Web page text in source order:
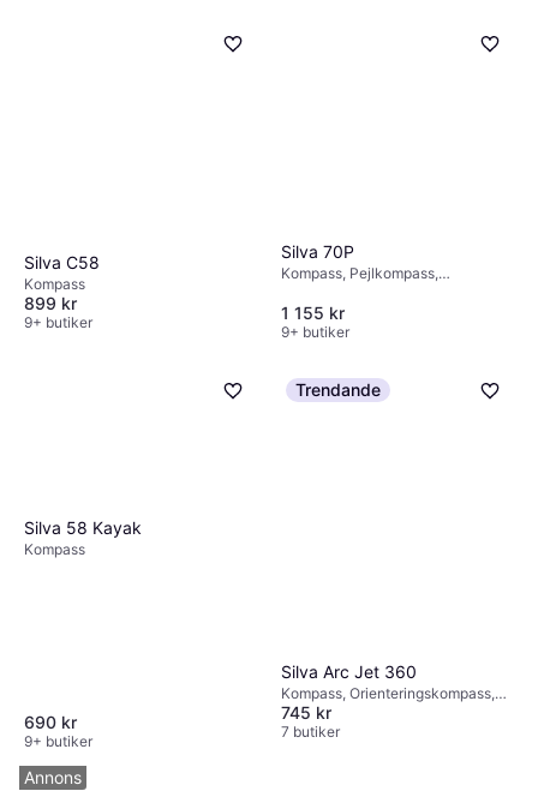
Silva C58
Kompass
899 kr
9+ butiker
Silva 70P
Kompass, Pejlkompass,
1 155 kr
9+ butiker
Silva 58 Kayak
Kompass
690 kr
9+ butiker
Trendande
Silva Arc Jet 360
Kompass, Orienteringskompass,
1:15000
745 kr
7 butiker
Annons